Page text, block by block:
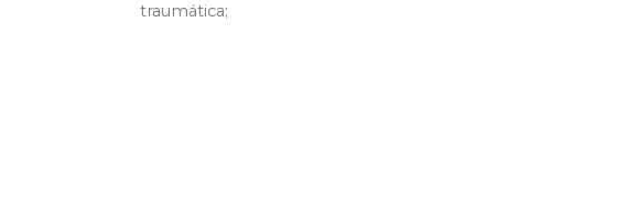
traumática;